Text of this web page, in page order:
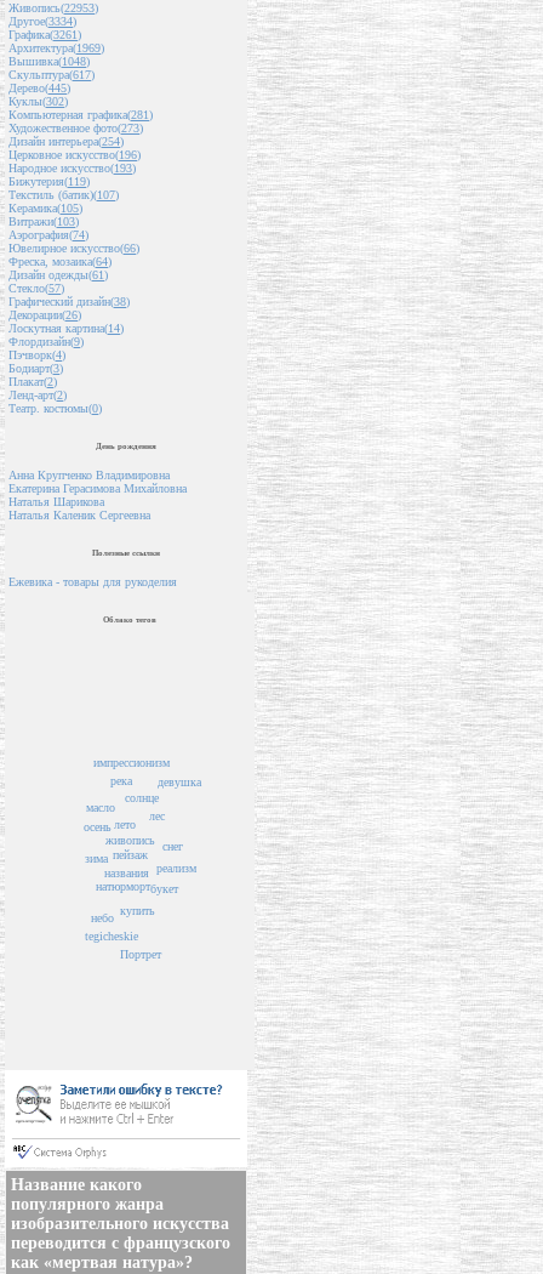
Живопись(22953)
Другое(3334)
Графика(3261)
Архитектура(1969)
Вышивка(1048)
Скульптура(617)
Дерево(445)
Куклы(302)
Компьютерная графика(281)
Художественное фото(273)
Дизайн интерьера(254)
Церковное искусство(196)
Народное искусство(193)
Бижутерия(119)
Текстиль (батик)(107)
Керамика(105)
Витражи(103)
Аэрография(74)
Ювелирное искусство(66)
Фреска, мозаика(64)
Дизайн одежды(61)
Стекло(57)
Графический дизайн(38)
Декорации(26)
Лоскутная картина(14)
Флордизайн(9)
Пэчворк(4)
Бодиарт(3)
Плакат(2)
Ленд-арт(2)
Театр. костюмы(0)
День рождения
Анна Крупченко Владимировна
Екатерина Герасимова Михайловна
Наталья Шарикова
Наталья Каленик Сергеевна
Полезные ссылки
Ежевика - товары для рукоделия
Облако тегов
пейзаж
названия
живопись
лето
натюрморт
купить
солнце
лес
зима
осень
букет
масло
река
снег
tegicheskie
реализм
небо
импрессионизм
Портрет
девушка
Название какого
популярного жанра
изобразительного искусства
переводится с французского
как «мертвая натура»?